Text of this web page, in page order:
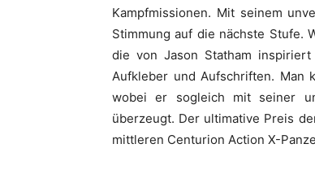
Kampfmissionen. Mit seinem
Stimmung auf die nächste Stufe.
die von Jason Statham
Aufkleber und Aufschriften. Man
wobei er sogleich mit seiner
überzeugt. Der ultimative Preis
mittleren Centurion Action X-